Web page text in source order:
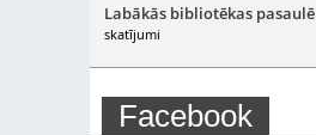
Labākās bibliotēkas pasaulē
skatījumi
Facebook